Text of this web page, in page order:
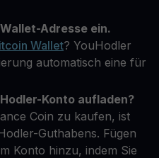
Adresse ein.
Wallet? YouHodler
automatisch eine für
Konto aufladen?
Coin zu kaufen, ist
Guthabens. Fügen
Konto hinzu, indem Sie